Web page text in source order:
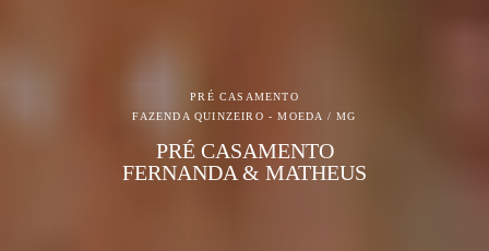
PRÉ CASAMENTO
FAZENDA QUINZEIRO - MOEDA / MG
PRÉ CASAMENTO
FERNANDA & MATHEUS